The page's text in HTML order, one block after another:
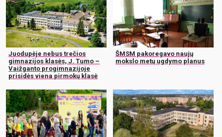
Juodupėje nebus trečios
gimnazijos klasės, J. Tumo –
Vaižganto progimnazijoje
prisidės viena pirmokų klasė
ŠMSM pakoregavo naujų
mokslo metų ugdymo planus